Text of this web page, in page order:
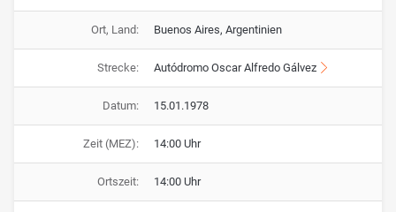
Ort, Land: Buenos Aires, Argentinien
Strecke: Autódromo Oscar Alfredo Gálvez
Datum: 15.01.1978
Zeit (MEZ): 14:00 Uhr
Ortszeit: 14:00 Uhr